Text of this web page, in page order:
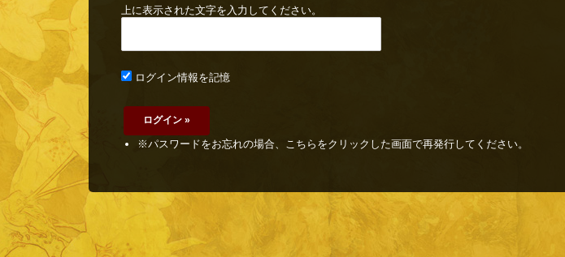
上に表示された文字を入力してください。
ログイン情報を記憶
※パスワードをお忘れの場合、こちらをクリックした画面で再発行してください。